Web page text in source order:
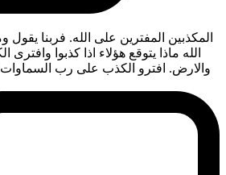
المكذبين المفترين على الله. فربنا
الله ماذا يتوقع هؤلاء اذا كذبوا
والارض. افترو الكذب على رب السماوات